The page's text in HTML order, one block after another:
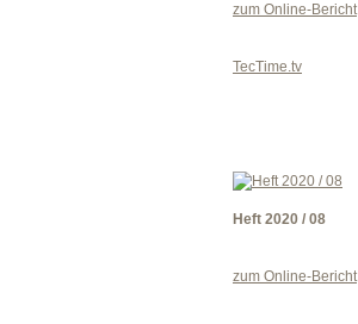
zum Online-Bericht
TecTime.tv
Heft 2020 / 08
zum Online-Bericht